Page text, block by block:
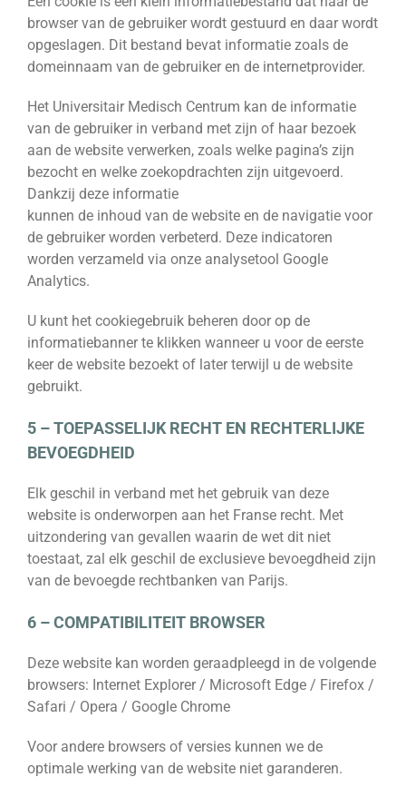
browser van de gebruiker wordt gestuurd en daar wordt
opgeslagen. Dit bestand bevat informatie zoals de
domeinnaam van de gebruiker en de internetprovider.
Het Universitair Medisch Centrum kan de informatie
van de gebruiker in verband met zijn of haar bezoek
aan de website verwerken, zoals welke pagina’s zijn
bezocht en welke zoekopdrachten zijn uitgevoerd.
Dankzij deze informatie
kunnen de inhoud van de website en de navigatie voor
de gebruiker worden verbeterd. Deze indicatoren
worden verzameld via onze analysetool Google
Analytics.
U kunt het cookiegebruik beheren door op de
informatiebanner te klikken wanneer u voor de eerste
keer de website bezoekt of later terwijl u de website
gebruikt.
5 – TOEPASSELIJK RECHT EN RECHTERLIJKE
BEVOEGDHEID
Elk geschil in verband met het gebruik van deze
website is onderworpen aan het Franse recht. Met
uitzondering van gevallen waarin de wet dit niet
toestaat, zal elk geschil de exclusieve bevoegdheid zijn
van de bevoegde rechtbanken van Parijs.
6 – COMPATIBILITEIT BROWSER
Deze website kan worden geraadpleegd in de volgende
browsers: Internet Explorer / Microsoft Edge / Firefox /
Safari / Opera / Google Chrome
Voor andere browsers of versies kunnen we de
optimale werking van de website niet garanderen.